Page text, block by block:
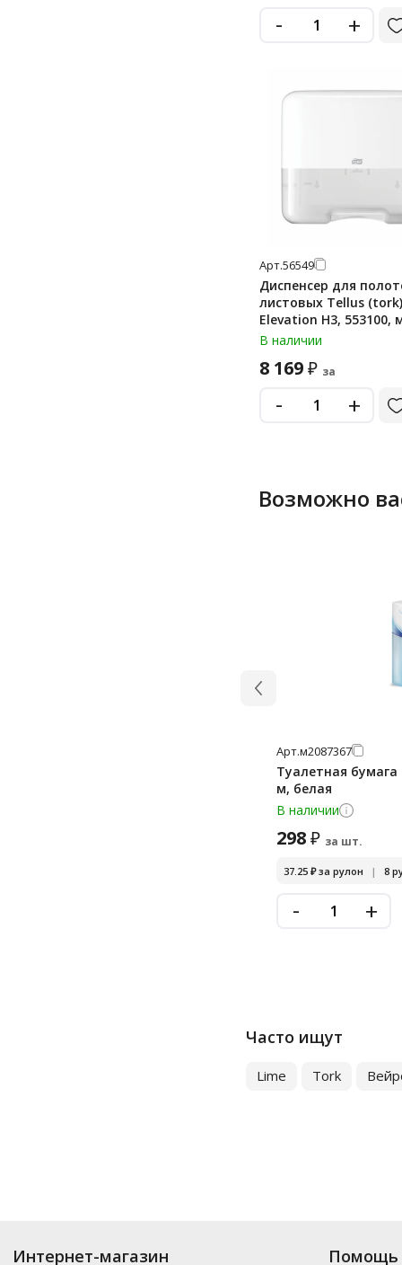
- +
Арт.56549
Диспенсер для
листовых Tellus (tork)
Elevation H3, 553100,
белый
В наличии
8 169₽ за
- +
Возможно
Арт.м2087367
Туалетная
м, белая
В наличии
298₽ за шт.
37.25 ₽за рулон | 8
- +
Часто ищут
Lime Tork
Купить по цене от 1 043
Интернет-магазин Помощь